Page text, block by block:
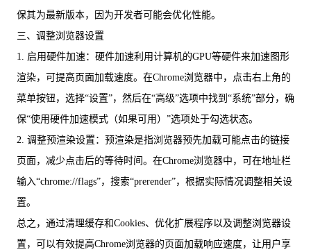
保其为最新版本，因为开发者可能会优化性能。
三、调整浏览器设置
1. 启用硬件加速：硬件加速利用计算机的GPU等硬件来加速图形
渲染，可提高页面加载速度。在Chrome浏览器中，点击右上角的
菜单按钮，选择“设置”，然后在“高级”选项中找到“系统”部分，确
保“使用硬件加速模式（如果可用）”选项处于勾选状态。
2. 调整预渲染设置：预渲染是指浏览器预先加载可能点击的链接
页面，减少点击后的等待时间。在Chrome浏览器中，可在地址栏
输入“chrome://flags”，搜索“prerender”，根据实际情况调整相关设
置。
总之，通过清理缓存和Cookies、优化扩展程序以及调整浏览器设
置，可以有效提高Chrome浏览器的页面加载响应速度，让用户享